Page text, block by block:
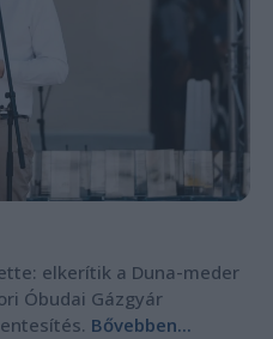
elkerítik a Duna-meder
Óbudai Gázgyár
Bővebben...